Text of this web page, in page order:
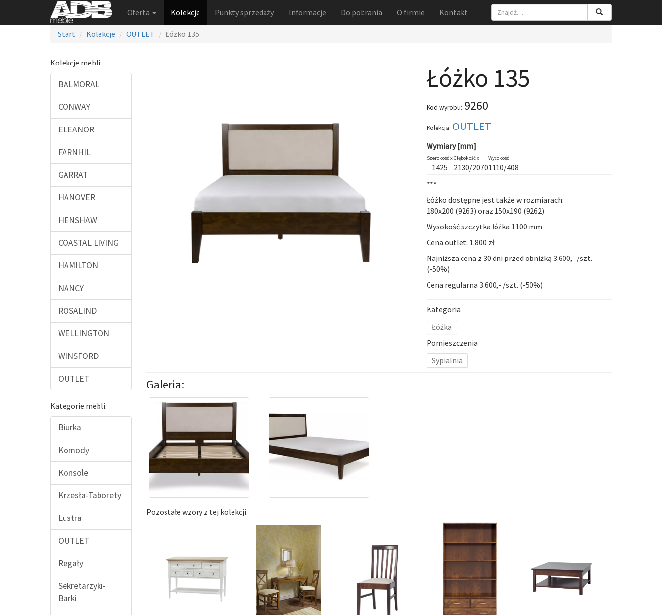
Oferta Kolekcje Punkty sprzedaży Informacje Do pobrania O firmie Kontakt
Start Kolekcje OUTLET Łóżko 135
Kolekcje mebli:
BALMORAL
CONWAY
ELEANOR
FARNHIL
GARRAT
HANOVER
HENSHAW
COASTAL LIVING
HAMILTON
NANCY
ROSALIND
WELLINGTON
WINSFORD
OUTLET
Kategorie mebli:
Biurka
Komody
Konsole
Krzesła-Taborety
Lustra
OUTLET
Regały
Sekretarzyki-
Barki
Łóżko 135
Kod wyrobu: 9260
Kolekcja: OUTLET
Wymiary [mm]
Szerokość xGłębokość x Wysokość
1425 2130/20701110/408
***
Łóżko dostępne jest także w rozmiarach:
180x200 (9263) oraz 150x190 (9262)
Wysokość szczytka łóżka 1100 mm
Cena outlet: 1.800 zł
Najniższa cena z 30 dni przed obniżką 3.600,- /szt.
(-50%)
Cena regularna 3.600,- /szt. (-50%)
Kategoria
Łóżka
Pomieszczenia
Sypialnia
Galeria:
Pozostałe wzory z tej kolekcji